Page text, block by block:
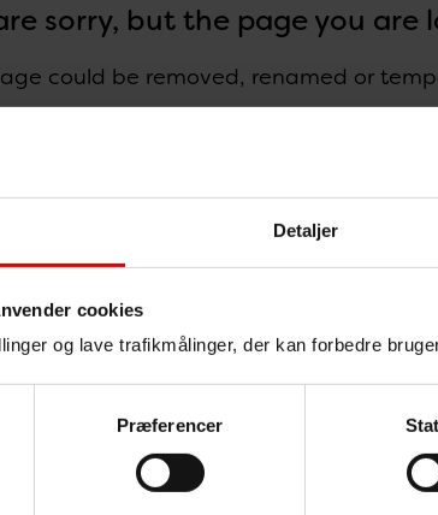
Detaljer
cookies
og lave trafikmålinger, der kan forbedre
Præferencer
sorry, but the page you
could be removed, renamed or
vaccination programme
Reference Laboratories